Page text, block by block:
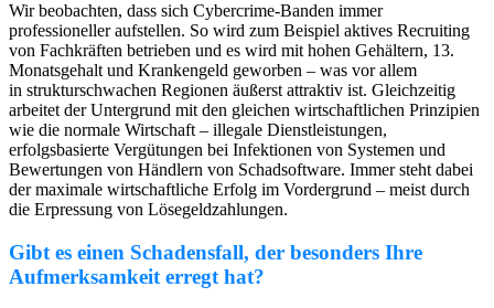
Wir beobachten, dass sich Cybercrime-Banden immer
professioneller aufstellen. So wird zum Beispiel aktives Recruiting
von Fachkräften betrieben und es wird mit hohen Gehältern, 13.
Monatsgehalt und Krankengeld geworben – was vor allem
in strukturschwachen Regionen äußerst attraktiv ist. Gleichzeitig
arbeitet der Untergrund mit den gleichen wirtschaftlichen Prinzipien
wie die normale Wirtschaft – illegale Dienstleistungen,
erfolgsbasierte Vergütungen bei Infektionen von Systemen und
Bewertungen von Händlern von Schadsoftware. Immer steht dabei
der maximale wirtschaftliche Erfolg im Vordergrund – meist durch
die Erpressung von Lösegeldzahlungen.
Gibt es einen Schadensfall, der besonders Ihre
Aufmerksamkeit erregt hat?